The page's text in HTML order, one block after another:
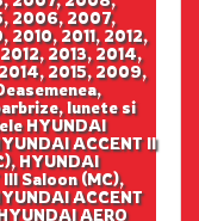
2006, 2007,
2011, 2012,
2013, 2014,
2015, 2009,
lunete si
HYUNDAI
ACCENT II
HYUNDAI
Saloon (MC),
ACCENT
AERO